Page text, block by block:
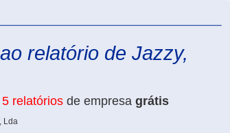
relatório de Jazzy,
5 relatórios de empresa grátis
Lda